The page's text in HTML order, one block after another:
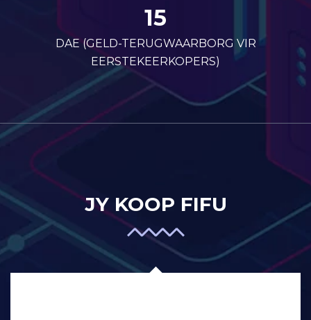
15
DAE (GELD-TERUGWAARBORG VIR
EERSTEKEERKOPERS)
JY KOOP FIFU